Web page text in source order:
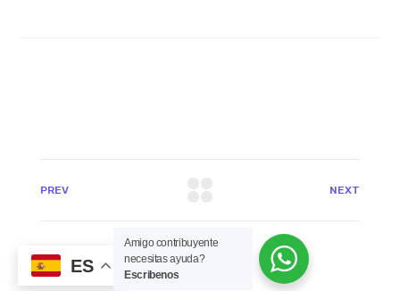
PREV NEXT
ES
Amigo contribuyente
necesitas ayuda?
Escribenos